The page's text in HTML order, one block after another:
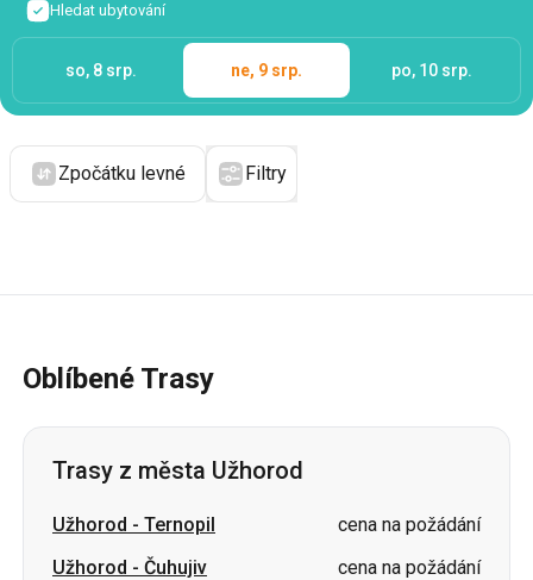
Hledat ubytování
so, 8 srp. ne, 9 srp. po, 10 srp.
Zpočátku levné Filtry
Oblíbené Trasy
Trasy z města Užhorod
Užhorod - Ternopil
cena na požádání
Užhorod - Čuhujiv
cena na požádání